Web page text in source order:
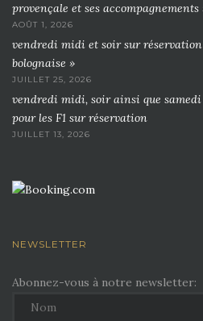
provençale et ses accompagnements
AOÛT 1, 2026
vendredi midi et soir sur
bolognaise »
JUILLET 25, 2026
vendredi midi, soir ainsi que
pour les F1 sur réservation
JUILLET 13, 2026
NEWSLETTER
Abonnez-vous à notre newsletter: